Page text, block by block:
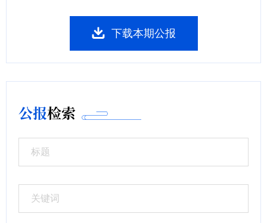
下载本期公报
公报检索